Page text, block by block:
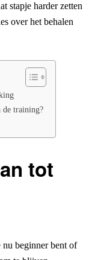
stapje harder zetten
over het behalen
de training?
tot
beginner bent of